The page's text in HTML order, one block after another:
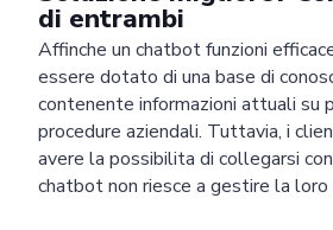
di entrambi
Affinche un chatbot funzioni
essere dotato di una base di
contenente informazioni attuali su
procedure aziendali. Tuttavia, i
avere la possibilita di collegarsi
chatbot non riesce a gestire la loro